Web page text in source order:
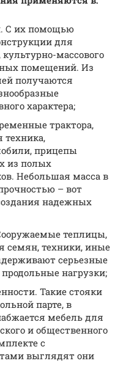
С их помощью
для
культурно-массового
помещений. Из
получаются
характера;
трактора,
техника,
прицепы
из полых
Небольшая масса в
– вот
надежных
теплицы,
семян, техники, иные
серьезные
нагрузки;
Такие стояки
парте, в
мебель для
и общественного
с
выглядят они